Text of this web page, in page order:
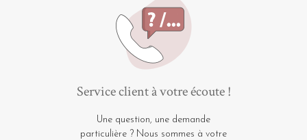
Service client à votre écoute !
Une question, une demande
particulière ? Nous sommes à votre